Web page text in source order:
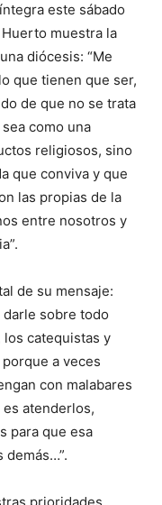
este sábado
muestra la
diócesis: “Me
que tienen que ser,
de que no se trata
como una
religiosos, sino
que conviva y que
las propias de la
entre nosotros y
de su mensaje:
darle sobre todo
catequistas y
a veces
con malabares
atenderlos,
para que esa
demás…”.